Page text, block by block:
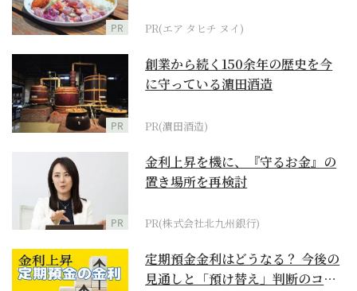
PR PR(エア タヒチ ヌイ)
PR
創業から続く150余年の歴史を今
に守っている濵田酒造
PR(濵田酒造)
PR
金利上昇を機に、『守るお金』の
置き場所を再検討
PR(株式会社北九州銀行)
定期預金金利はどうなる？ 今後の
見通しと「預け替え」判断のコツ